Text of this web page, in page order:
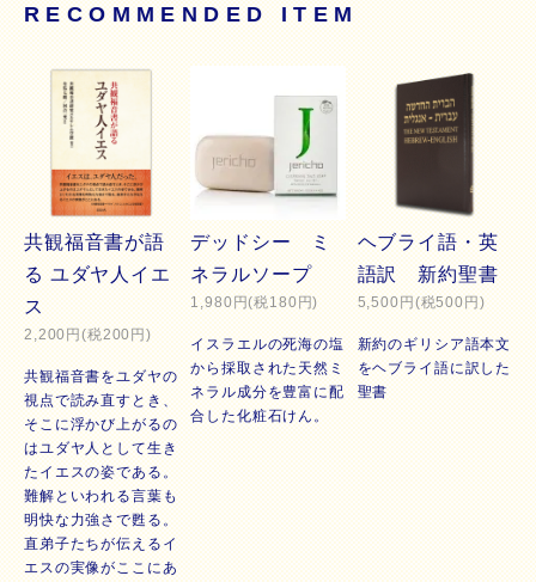
RECOMMENDED ITEM
共観福音書が語
る ユダヤ人イエ
ス
2,200円(税200円)
共観福音書をユダヤの
視点で読み直すとき、
そこに浮かび上がるの
はユダヤ人として生き
たイエスの姿である。
難解といわれる言葉も
明快な力強さで甦る。
直弟子たちが伝えるイ
エスの実像がここにあ
デッドシー ミ
ネラルソープ
1,980円(税180円)
イスラエルの死海の塩
から採取された天然ミ
ネラル成分を豊富に配
合した化粧石けん。
ヘブライ語・英
語訳 新約聖書
5,500円(税500円)
新約のギリシア語本文
をヘブライ語に訳した
聖書